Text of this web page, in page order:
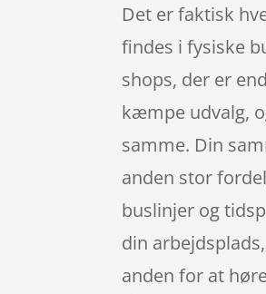
Det er faktisk
findes i fysiske
shops, der er
kæmpe udvalg,
samme. Din
anden stor
buslinjer og
din
anden for at